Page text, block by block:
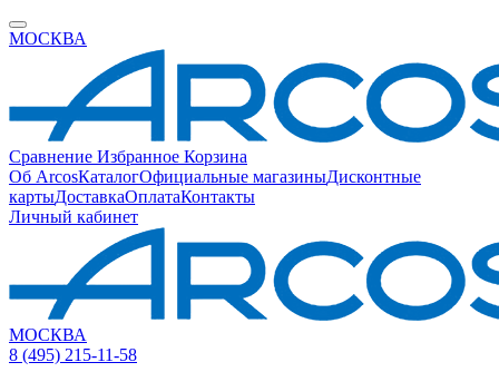
МОСКВА
Сравнение Избранное Корзина
Об ArcosКаталогОфициальные магазиныДисконтные
картыДоставкаОплатаКонтакты
Личный кабинет
МОСКВА
8 (495) 215-11-58